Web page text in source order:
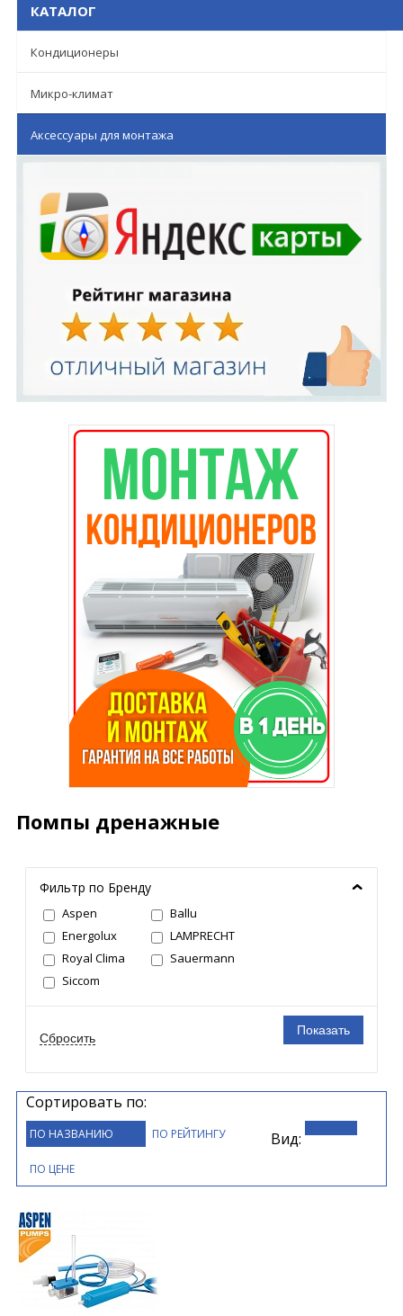
КАТАЛОГ
Кондиционеры
Микро-климат
Аксессуары для монтажа
Помпы дренажные
Фильтр по Бренду
Aspen
Ballu
Energolux
LAMPRECHT
Royal Clima
Sauermann
Siccom
Сортировать по:
ПО НАЗВАНИЮ ПО РЕЙТИНГУ
ПО ЦЕНЕ
Вид: